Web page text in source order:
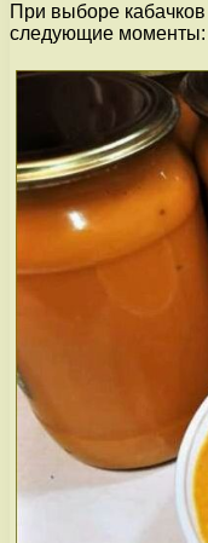
При выборе
следующие моменты: